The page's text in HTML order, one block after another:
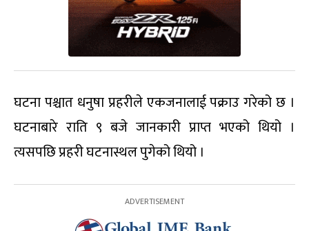
घटना पश्चात धनुषा प्रहरीले एकजनालाई पक्राउ गरेको छ ।
घटनाबारे राति ९ बजे जानकारी प्राप्त भएको थियो ।
त्यसपछि प्रहरी घटनास्थल पुगेको थियो ।